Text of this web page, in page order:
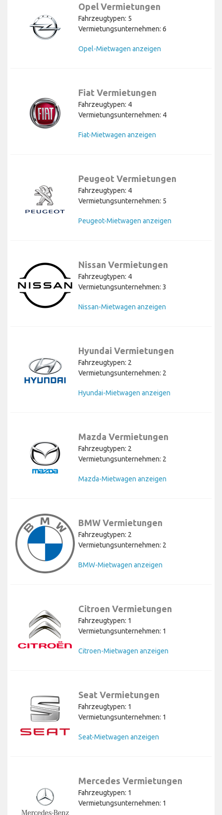
Opel Vermietungen
Fahrzeugtypen: 5
Vermietungsunternehmen: 6
Opel-Mietwagen anzeigen
Fiat Vermietungen
Fahrzeugtypen: 4
Vermietungsunternehmen: 4
Fiat-Mietwagen anzeigen
Peugeot Vermietungen
Fahrzeugtypen: 4
Vermietungsunternehmen: 5
Peugeot-Mietwagen anzeigen
Nissan Vermietungen
Fahrzeugtypen: 4
Vermietungsunternehmen: 3
Nissan-Mietwagen anzeigen
Hyundai Vermietungen
Fahrzeugtypen: 2
Vermietungsunternehmen: 2
Hyundai-Mietwagen anzeigen
Mazda Vermietungen
Fahrzeugtypen: 2
Vermietungsunternehmen: 2
Mazda-Mietwagen anzeigen
BMW Vermietungen
Fahrzeugtypen: 2
Vermietungsunternehmen: 2
BMW-Mietwagen anzeigen
Citroen Vermietungen
Fahrzeugtypen: 1
Vermietungsunternehmen: 1
Citroen-Mietwagen anzeigen
Seat Vermietungen
Fahrzeugtypen: 1
Vermietungsunternehmen: 1
Seat-Mietwagen anzeigen
Mercedes Vermietungen
Fahrzeugtypen: 1
Vermietungsunternehmen: 1